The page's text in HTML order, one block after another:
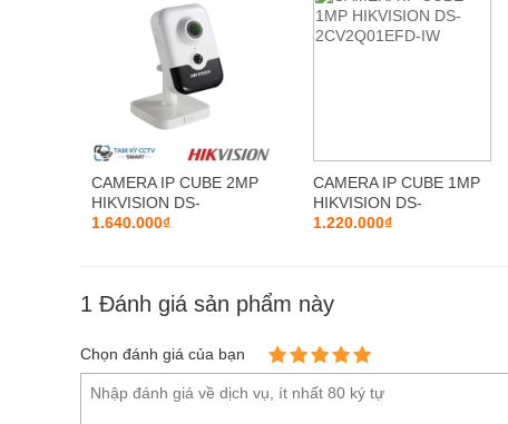
quát tối đa, bạn sẽ không bỏ sót bất cứ chi tiết nào.
CAMERA IP CUBE 2MP
HIKVISION DS-
2CD2421G0-IW
1.640.000₫
CAMERA IP CUBE 1MP
HIKVISION DS-
2CV2Q01EFD-IW
1.220.000₫
1 Đánh giá sản phẩm này
Chọn đánh giá của bạn